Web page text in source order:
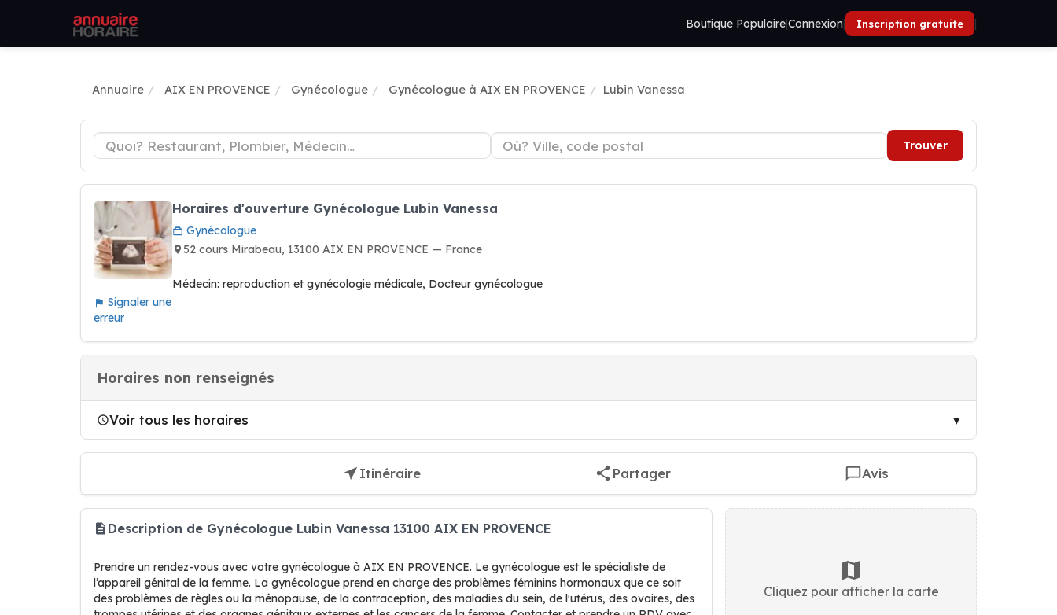
Boutique Populaire|Connexion| Inscription gratuite |
Annuaire AIX EN PROVENCE Gynécologue Gynécologue à AIX EN PROVENCE Lubin Vanessa
Trouver
Signaler une
erreur
Horaires d'ouverture Gynécologue Lubin Vanessa
Gynécologue
52 cours Mirabeau, 13100 AIX EN PROVENCE — France
Médecin: reproduction et gynécologie médicale, Docteur gynécologue
Horaires non renseignés
Voir tous les horaires
Itinéraire Partager Avis
Description de Gynécologue Lubin Vanessa 13100 AIX EN PROVENCE
Prendre un rendez-vous avec votre gynécologue à AIX EN PROVENCE. Le gynécologue est le spécialiste de
l’appareil génital de la femme. La gynécologue prend en charge des problèmes féminins hormonaux que ce soit
des problèmes de règles ou la ménopause, de la contraception, des maladies du sein, de l'utérus, des ovaires, des
Cliquez pour afficher la carte